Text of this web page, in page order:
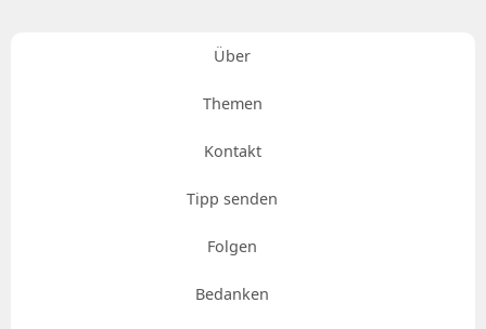
Über
Themen
Kontakt
Tipp senden
Folgen
Bedanken